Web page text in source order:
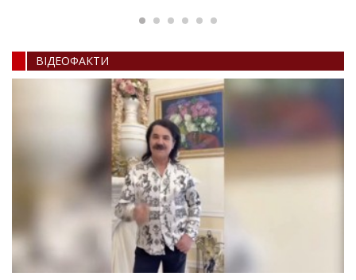
ВIДЕОФАКТИ